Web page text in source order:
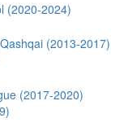
(2020-2024)
Qashqai (2013-2017)
(2017-2020)